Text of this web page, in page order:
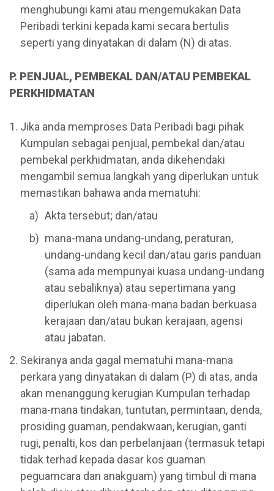
menghubungi kami atau mengemukakan Data
Peribadi terkini kepada kami secara bertulis
seperti yang dinyatakan di dalam (N) di atas.
P. PENJUAL, PEMBEKAL DAN/ATAU PEMBEKAL
PERKHIDMATAN
Jika anda memproses Data Peribadi bagi pihak
Kumpulan sebagai penjual, pembekal dan/atau
pembekal perkhidmatan, anda dikehendaki
mengambil semua langkah yang diperlukan untuk
memastikan bahawa anda mematuhi:
Akta tersebut; dan/atau
mana-mana undang-undang, peraturan,
undang-undang kecil dan/atau garis panduan
(sama ada mempunyai kuasa undang-undang
atau sebaliknya) atau sepertimana yang
diperlukan oleh mana-mana badan berkuasa
kerajaan dan/atau bukan kerajaan, agensi
atau jabatan.
Sekiranya anda gagal mematuhi mana-mana
perkara yang dinyatakan di dalam (P) di atas, anda
akan menanggung kerugian Kumpulan terhadap
mana-mana tindakan, tuntutan, permintaan, denda,
prosiding guaman, pendakwaan, kerugian, ganti
rugi, penalti, kos dan perbelanjaan (termasuk tetapi
tidak terhad kepada dasar kos guaman
peguamcara dan anakguam) yang timbul di mana